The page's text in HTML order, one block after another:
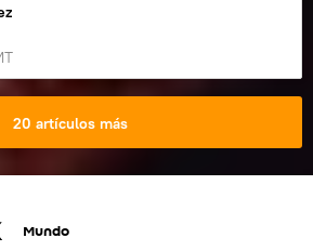
20 artículos más
Mundo